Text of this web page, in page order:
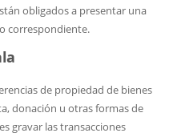
obligados a presentar una
correspondiente.
de propiedad de bienes
donación u otras formas de
gravar las transacciones